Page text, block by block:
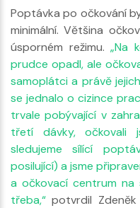
Poptávka po očkování
minimální. Většina
úsporném režimu. „Na
prudce opadl, ale
samoplátci a právě
se jednalo o cizince
trvale pobývající v
třetí dávky, očkovali
sledujeme sílící
posilující) a jsme
a očkovací centrum
třeba,“potvrdil Zdeněk